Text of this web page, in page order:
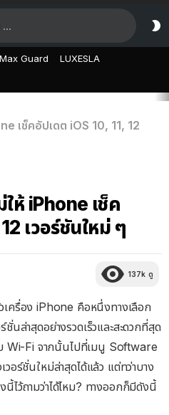
Max Guard LUXESLA
เช็คอัปเดต iOS 10, 11, 12
ห้ iPhone เช็ค
เวอร์ชันใหม่ ๆ
137k ดู
เครื่อง iPhone คือหนึ่งทางเลือก
นล่าสุดอย่างรวดเร็วและสะดวกที่สุด
Wi-Fi จากนั้นไปที่เมนู Software
อร์ชั่นใหม่ล่าสุดได้แล้ว แต่ทว่าบาง
ไว้ถามว่าได้ไหม? ทางออกก็มีดังนี้